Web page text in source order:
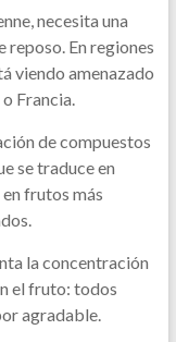
necesita una
reposo. En regiones
viendo amenazado
Francia.
de compuestos
se traduce en
frutos más
la concentración
el fruto: todos
agradable.